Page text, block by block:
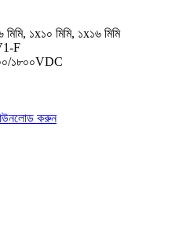
১x১০ মিমি, ১x১৬ মিমি
F
১৮০০VDC
করুন